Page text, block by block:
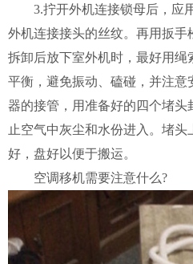
3.拧开外机连接锁母后，应
外机连接接头的丝纹。再用扳手
拆卸后放下室外机时，最好用
平衡，避免振动、磕碰，并注意
器的接管，用准备好的四个堵
止空气中灰尘和水份进入。堵
好，盘好以便于搬运。
空调移机需要注意什么?